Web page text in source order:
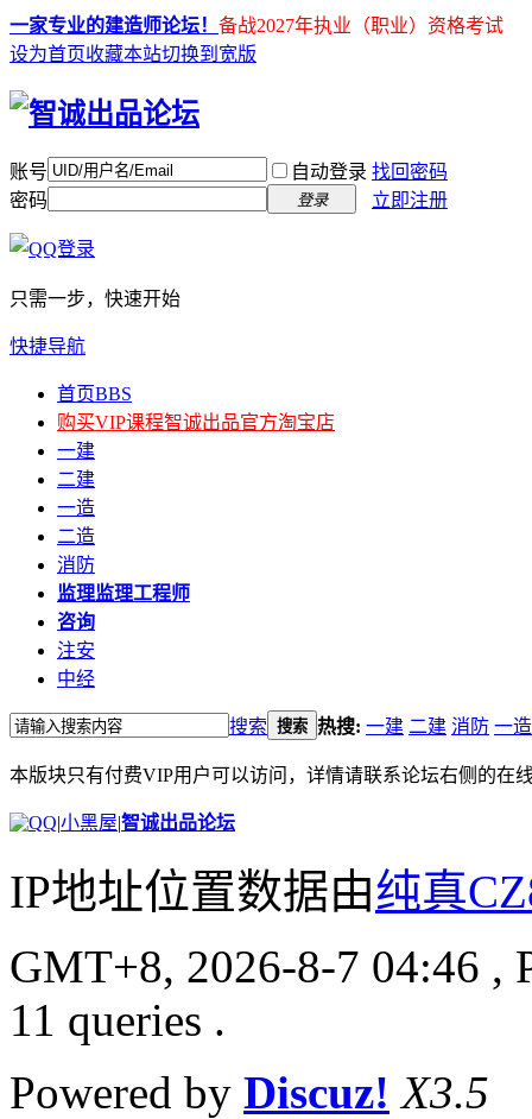
一家专业的建造师论坛！ 备战2027年执业（职业）资格考试
设为首页收藏本站切换到宽版
账号 自动登录 找回密码
密码
登录 立即注册
只需一步，快速开始
快捷导航
首页BBS
购买VIP课程智诚出品官方淘宝店
一建
二建
一造
二造
消防
监理监理工程师
咨询
注安
中经
搜索 搜索 热搜: 一建 二建 消防 一造
本版块只有付费VIP用户可以访问，详情请联系论坛右侧的在
|小黑屋|智诚出品论坛
IP地址位置数据由纯真
GMT+8, 2026-8-7 04:46 ,
11 queries .
Powered by Discuz! X3.5